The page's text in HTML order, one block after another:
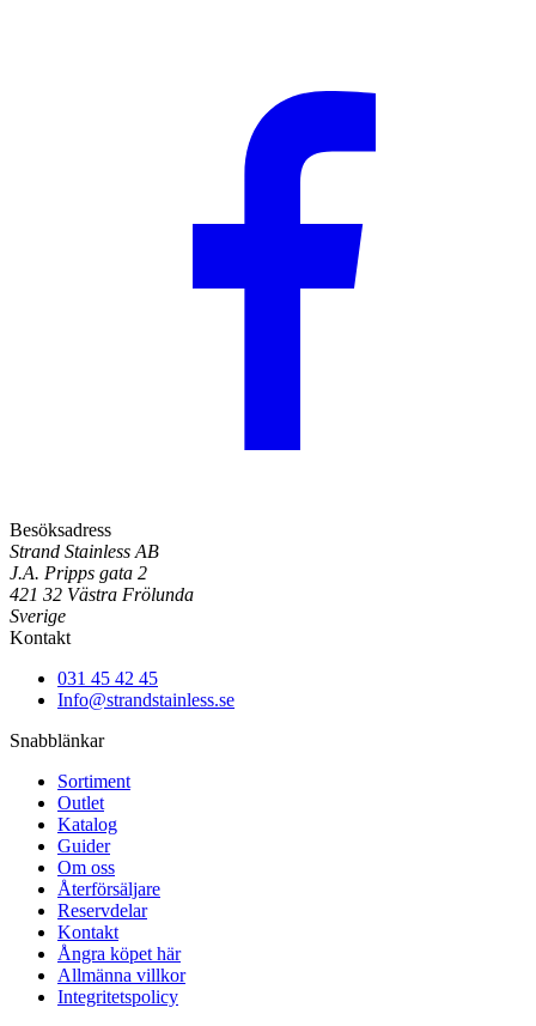
Besöksadress
Strand Stainless AB
J.A. Pripps gata 2
421 32 Västra Frölunda
Sverige
Kontakt
031 45 42 45
Info@strandstainless.se
Snabblänkar
Sortiment
Outlet
Katalog
Guider
Om oss
Återförsäljare
Reservdelar
Kontakt
Ångra köpet här
Allmänna villkor
Integritetspolicy